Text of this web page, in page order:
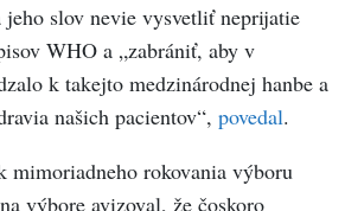
slov nevie vysvetliť neprijatie
WHO a „zabrániť, aby v
k takejto medzinárodnej hanbe a
našich pacientov“, povedal.
mimoriadneho rokovania výboru
výbore avizoval, že čoskoro